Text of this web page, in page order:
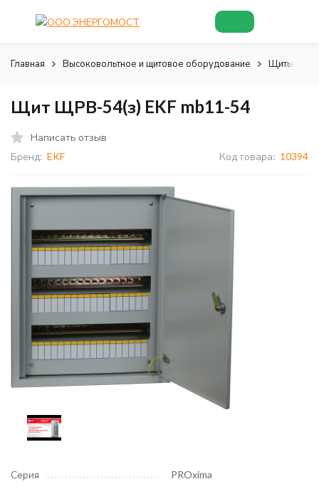
Главная Высоковольтное и щитовое оборудование Щиты и
Щит ЩРВ-54(з) EKF mb11-54
Написать отзыв
Бренд: EKF Код товара: 10394
Серия
PROxima